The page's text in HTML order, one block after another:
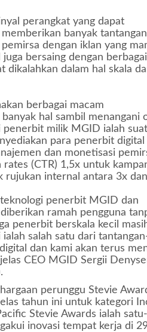
perangkat yang dapat
banyak tantangan
dengan iklan yang
bersaing dengan berbagai
dikalahkan dalam hal skala
berbagai macam
hal sambil menangani
milik MGID ialah
para penerbit digital
dan monetisasi
(CTR) 1,5x untuk
rujukan internal antara 3x
penerbit MGID dan
ramah pengguna
penerbit berskala kecil
salah satu dari
dan kami akan terus
CEO MGID Sergii
perunggu Stevie
tahun ini untuk kategori
Stevie Awards ialah
inovasi tempat kerja di